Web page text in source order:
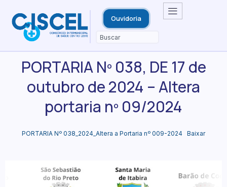
Ouvidoria
PORTARIA Nº 038, DE 17 de
outubro de 2024 – Altera
portaria nº 09/2024
PORTARIA Nº 038_2024_Altera a Portaria nº 009-2024 Baixar